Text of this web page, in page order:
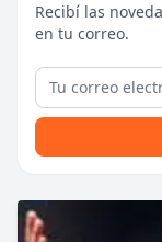
Recibí las
en tu correo.